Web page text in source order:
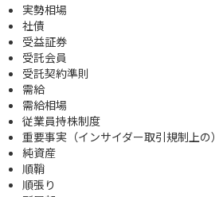
実勢相場
社債
受益証券
受託会員
受託契約準則
需給
需給相場
従業員持株制度
重要事実（インサイダー取引規制上の）
純資産
順鞘
順張り